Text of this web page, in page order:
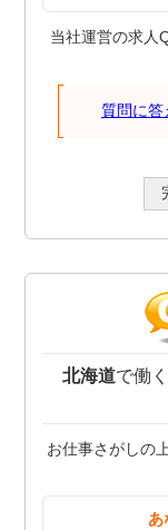
当社運営の求人
質問に答
北海道で働
お仕事さがしの
あ